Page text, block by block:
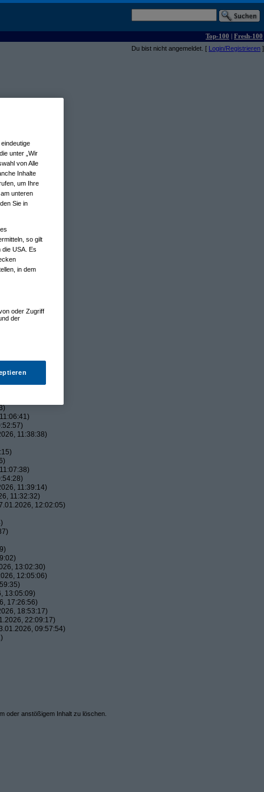
Top-100 | Fresh-100
Du bist nicht angemeldet. [ Login/Registrieren ]
11:38:38)
11:39:14)
11:32:32)
12:02:05)
13:02:30)
12:05:06)
13:05:09)
17:26:56)
18:53:17)
22:09:17)
09:57:54)
oder anstößigem Inhalt zu löschen.
unter „Wir
von Alle
Inhalte
um Ihre
unteren
Sie in
so gilt
die USA. Es
in dem
oder Zugriff
der